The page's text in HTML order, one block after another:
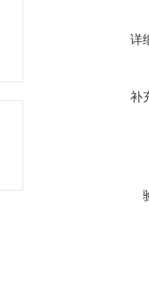
详
补